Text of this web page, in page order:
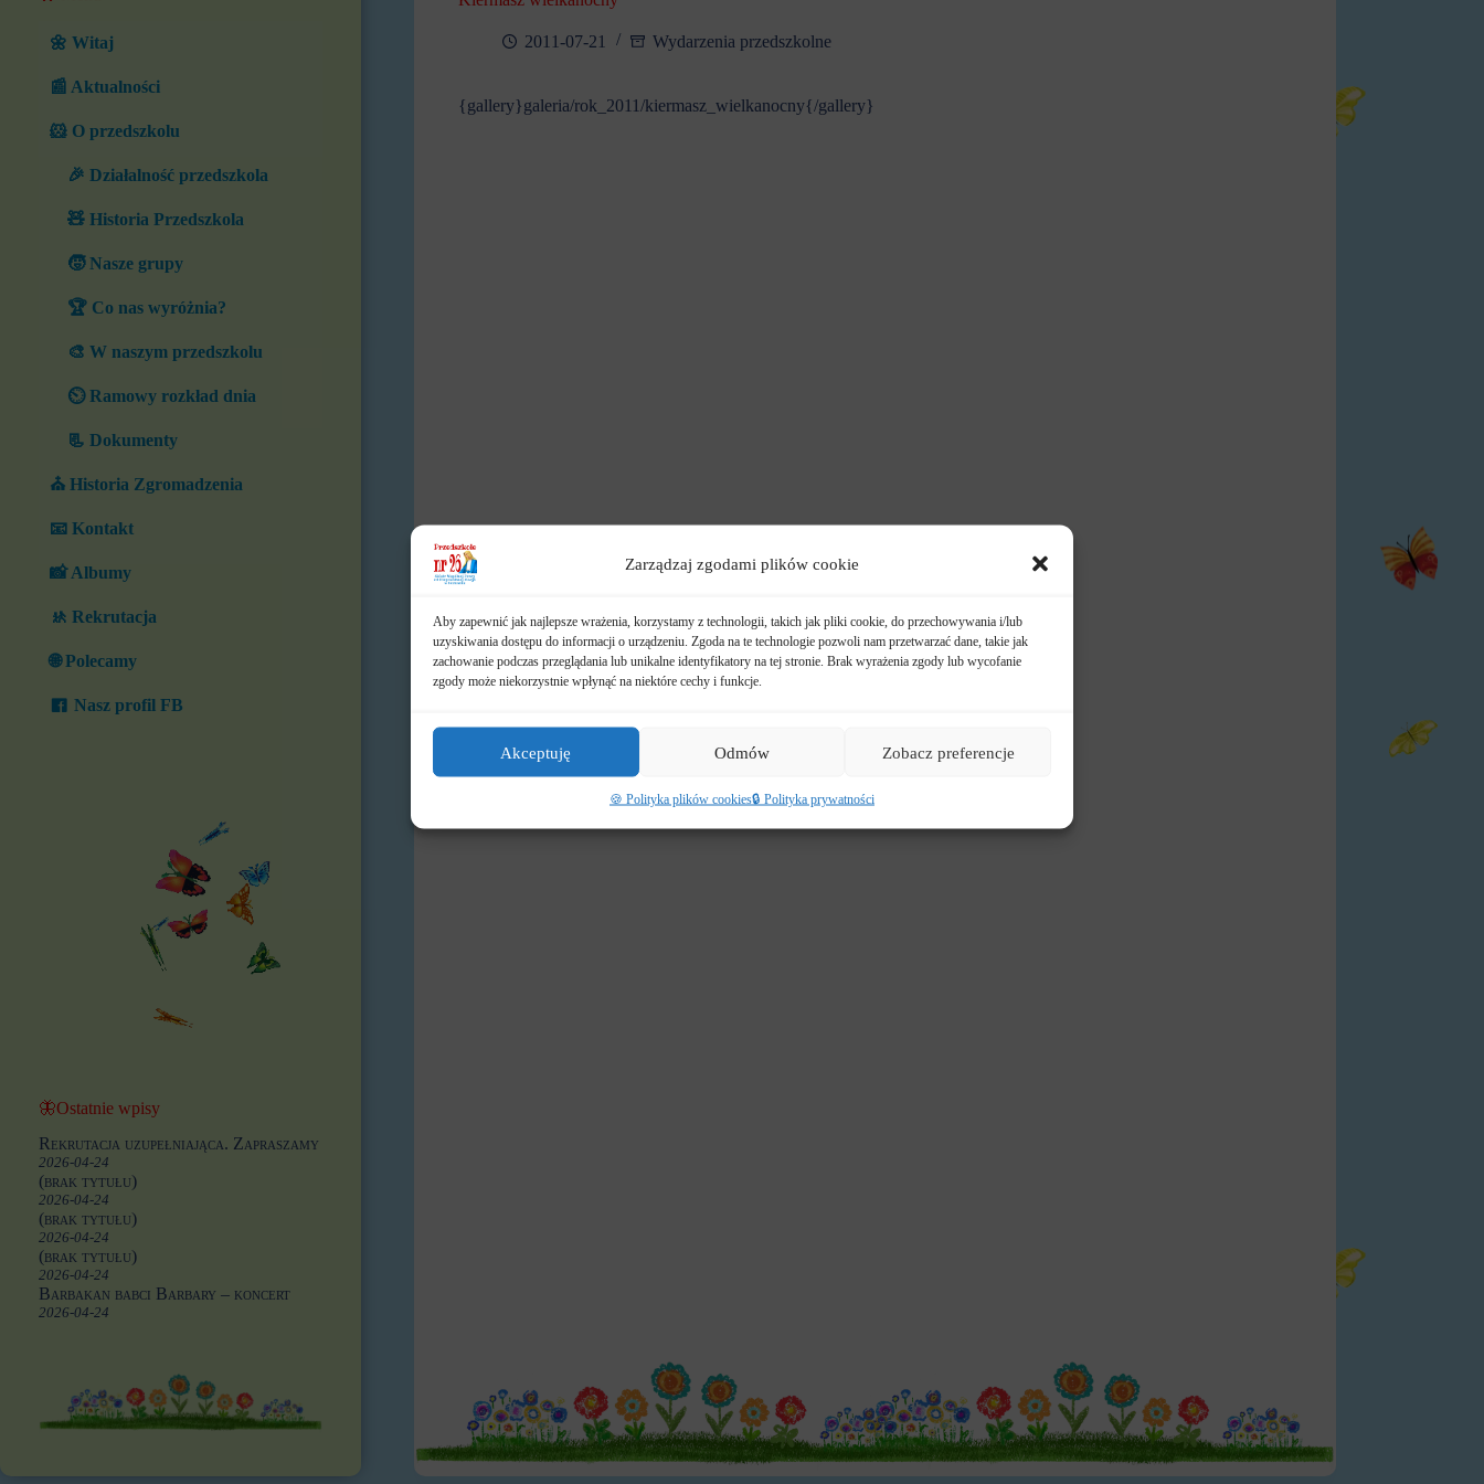
Zarządzaj zgodami plików cookie
Aby zapewnić jak najlepsze wrażenia, korzystamy z technologii, takich jak pliki cookie, do przechowywania i/lub
uzyskiwania dostępu do informacji o urządzeniu. Zgoda na te technologie pozwoli nam przetwarzać dane, takie jak
zachowanie podczas przeglądania lub unikalne identyfikatory na tej stronie. Brak wyrażenia zgody lub wycofanie
zgody może niekorzystnie wpłynąć na niektóre cechy i funkcje.
Akceptuję Odmów Zobacz preferencje
🍪 Polityka plików cookies🔒 Polityka prywatności
2011-07-21 Wydarzenia przedszkolne
{gallery}galeria/rok_2011/kiermasz_wielkanocny{/gallery}
🌼 Witaj
📰 Aktualności
🐹 O przedszkolu
🎉 Działalność przedszkola
🧸 Historia Przedszkola
🧒 Nasze grupy
🏆 Co nas wyróżnia?
🎨 W naszym przedszkolu
⏲️ Ramowy rozkład dnia
📃 Dokumenty
⛪ Historia Zgromadzenia
📧 Kontakt
📸 Albumy
🚸 Rekrutacja
🌐 Polecamy
Nasz profil FB
🦋Ostatnie wpisy
Rekrutacja uzupełniająca. Zapraszamy
2026-04-24
(brak tytułu)
2026-04-24
(brak tytułu)
2026-04-24
(brak tytułu)
2026-04-24
Barbakan babci Barbary – koncert
2026-04-24